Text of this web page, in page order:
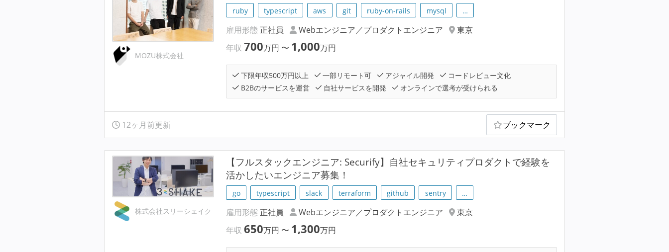
MOZU株式会社
ruby typescript aws git ruby-on-rails mysql …
雇用形態 正社員 Webエンジニア／プロダクトエンジニア
東京
年収700万円 〜 1,000万円
下限年収500万円以上 一部リモート可 アジャイル開発
コードレビュー文化
B2Bのサービスを運営
自社サービスを開発 オンラインで選考が受けられる
12ヶ月前更新 ブックマーク
株式会社スリーシェイク
【フルスタックエンジニア: Securify】自社セキュリティプロダクトで経験を
活かしたいエンジニア募集！
go typescript slack terraform github sentry …
雇用形態 正社員 Webエンジニア／プロダクトエンジニア
東京
年収650万円 〜 1,300万円